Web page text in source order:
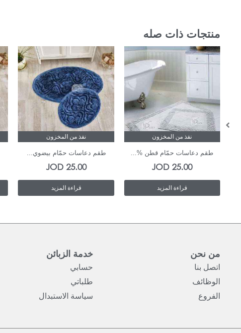
منتجات ذات صله
نفذ من المخزون
طقم دعاسات حمّام قطن %...
25.00
JOD
قراءة المزيد
نفذ من المخزون
طقم دعاسات حمّام بيضوي...
25.00
JOD
قراءة المزيد
من نحن
اتصل بنا
الوظائف
الفروع
خدمة الزبائن
حسابي
طلباتي
سياسة الاستبدال